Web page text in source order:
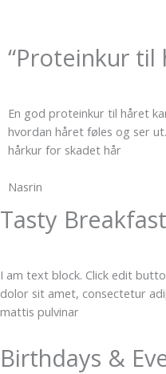
“Proteinkur til
En god proteinkur til håret
hvordan håret føles og ser
hårkur for skadet hår
Nasrin
Tasty Breakfast
I am text block. Click edit
dolor sit amet, consectetur
mattis pulvinar
Birthdays &